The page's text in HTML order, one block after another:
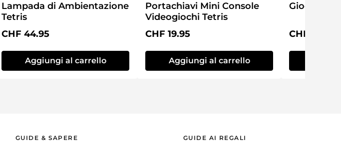
Lampada di Ambientazione
Tetris
Prezzo normale:
CHF 44.95
Aggiungi al carrello
Portachiavi Mini Console
Videogiochi Tetris
Prezzo normale:
CHF 19.95
Aggiungi al carrello
Giocattolo
Prezzo
CHF 9.95
GUIDE & SAPERE GUIDE AI REGALI